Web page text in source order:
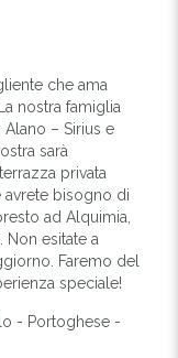
che ama
nostra famiglia
– Sirius e
sarà
privata
avrete bisogno di
ad Alquimia,
esitate a
Faremo del
speciale!
- Portoghese -